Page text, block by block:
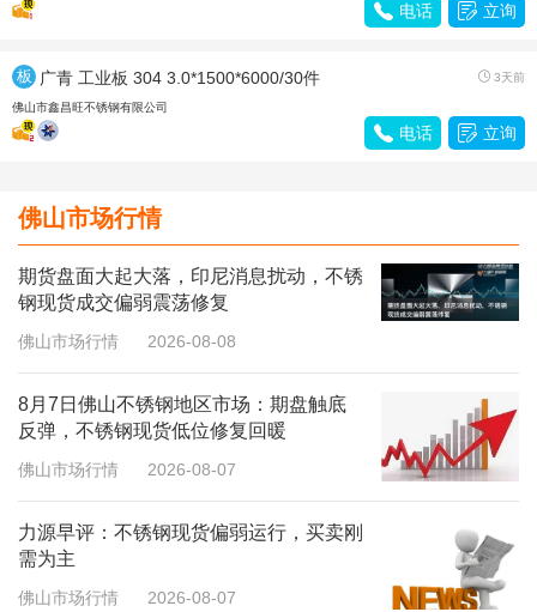
 电话  立询
板
材
广青 工业板 304 3.0*1500*6000/30件  3天前
佛山市鑫昌旺不锈钢有限公司
 电话  立询
佛山市场行情
期货盘面大起大落，印尼消息扰动，不锈
钢现货成交偏弱震荡修复
佛山市场行情 2026-08-08
8月7日佛山不锈钢地区市场：期盘触底
反弹，不锈钢现货低位修复回暖
佛山市场行情 2026-08-07
力源早评：不锈钢现货偏弱运行，买卖刚
需为主
佛山市场行情 2026-08-07